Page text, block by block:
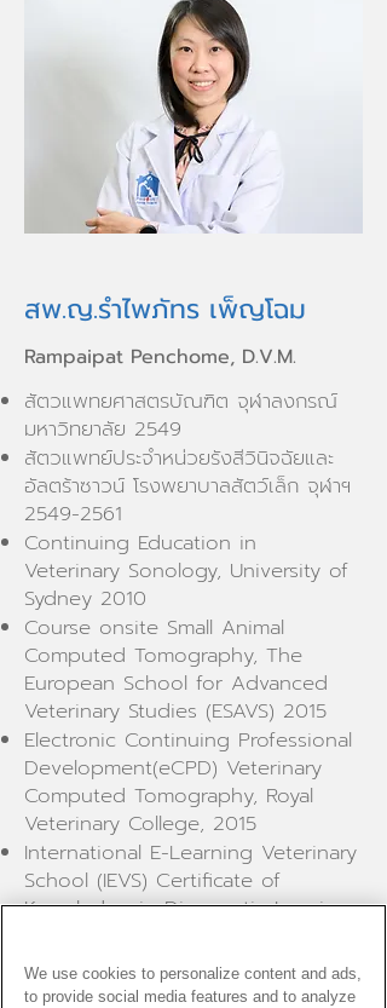
สพ.ญ.รำไพภัทร เพ็ญโฉม
Rampaipat Penchome, D.V.M.
สัตวแพทยศาสตรบัณฑิต จุฬาลงกรณ์
มหาวิทยาลัย 2549
สัตวแพทย์ประจำหน่วยรังสีวินิจฉัยและ
อัลตร้าซาวน์ โรงพยาบาลสัตว์เล็ก จุฬาฯ
2549-2561
Continuing Education in
Veterinary Sonology, University of
Sydney 2010
Course onsite Small Animal
Computed Tomography, The
European School for Advanced
Veterinary Studies (ESAVS) 2015
Electronic Continuing Professional
Development(eCPD) Veterinary
Computed Tomography, Royal
Veterinary College, 2015
International E-Learning Veterinary
School (IEVS) Certificate of
Knowledge in Diagnostic Imaging
Advanced Veterinary Studies
(ESAVS)
We use cookies to personalize content and ads,
to provide social media features and to analyze